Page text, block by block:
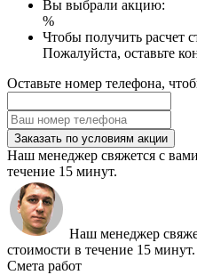
Вы выбрали акцию:
%
Чтобы получить расчет
Пожалуйста, оставьте
Оставьте номер телефона,
Заказать по условиям акции
Наш менеджер свяжется с
течение 15 минут.
Наш менеджер
стоимости в течение 15 минут.
Смета работ